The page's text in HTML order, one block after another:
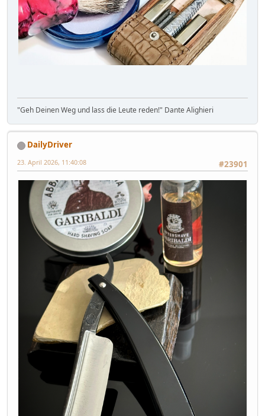
"Geh Deinen Weg und lass die Leute reden!" Dante Alighieri
DailyDriver
#23901
23. April 2026, 11:40:08